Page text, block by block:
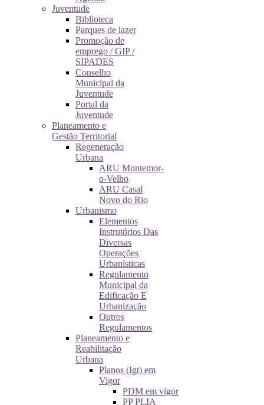
Juventude
Biblioteca
Parques de lazer
Promoção de
emprego / GIP /
SIPADES
Conselho
Municipal da
Juventude
Portal da
Juventude
Planeamento e
Gestão Territorial
Regeneração
Urbana
ARU Montemor-
o-Velho
ARU Casal
Novo do Rio
Urbanismo
Elementos
Instrutórios Das
Diversas
Operações
Urbanísticas
Regulamento
Municipal da
Edificação E
Urbanização
Outros
Regulamentos
Planeamento e
Reabilitação
Urbana
Planos (Igt) em
Vigor
PDM em vigor
PP PLIA